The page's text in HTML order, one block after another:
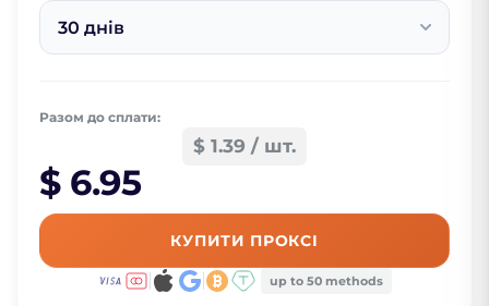
30 днів
Разом до сплати:
$ 1.39 / шт.
$ 6.95
КУПИТИ ПРОКСІ
up to 50 methods